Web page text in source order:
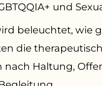
und
beleuchtet, wie
die
nach Haltung,